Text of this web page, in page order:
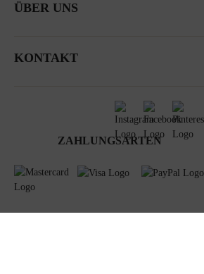
ÜBER UNS
KONTAKT
ZAHLUNGSARTEN